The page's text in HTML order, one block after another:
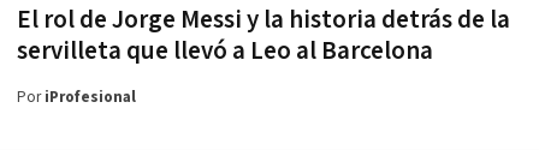
El rol de Jorge Messi y la historia detrás de la
servilleta que llevó a Leo al Barcelona
PoriProfesional